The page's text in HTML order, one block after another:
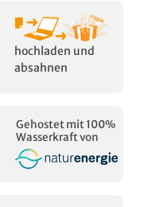
hochladen und
absahnen
Gehostet mit 100%
Wasserkraft von